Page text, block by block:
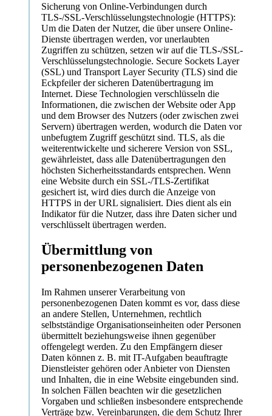
Sicherung von Online-Verbindungen durch
TLS-/SSL-Verschlüsselungstechnologie (HTTPS):
Um die Daten der Nutzer, die über unsere Online-
Dienste übertragen werden, vor unerlaubten
Zugriffen zu schützen, setzen wir auf die TLS-/SSL-
Verschlüsselungstechnologie. Secure Sockets Layer
(SSL) und Transport Layer Security (TLS) sind die
Eckpfeiler der sicheren Datenübertragung im
Internet. Diese Technologien verschlüsseln die
Informationen, die zwischen der Website oder App
und dem Browser des Nutzers (oder zwischen zwei
Servern) übertragen werden, wodurch die Daten vor
unbefugtem Zugriff geschützt sind. TLS, als die
weiterentwickelte und sicherere Version von SSL,
gewährleistet, dass alle Datenübertragungen den
höchsten Sicherheitsstandards entsprechen. Wenn
eine Website durch ein SSL-/TLS-Zertifikat
gesichert ist, wird dies durch die Anzeige von
HTTPS in der URL signalisiert. Dies dient als ein
Indikator für die Nutzer, dass ihre Daten sicher und
verschlüsselt übertragen werden.
Übermittlung von
personenbezogenen Daten
Im Rahmen unserer Verarbeitung von
personenbezogenen Daten kommt es vor, dass diese
an andere Stellen, Unternehmen, rechtlich
selbstständige Organisationseinheiten oder Personen
übermittelt beziehungsweise ihnen gegenüber
offengelegt werden. Zu den Empfängern dieser
Daten können z. B. mit IT-Aufgaben beauftragte
Dienstleister gehören oder Anbieter von Diensten
und Inhalten, die in eine Website eingebunden sind.
In solchen Fällen beachten wir die gesetzlichen
Vorgaben und schließen insbesondere entsprechende
Verträge bzw. Vereinbarungen, die dem Schutz Ihrer